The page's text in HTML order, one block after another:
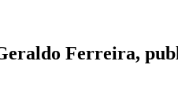
Ferreira,